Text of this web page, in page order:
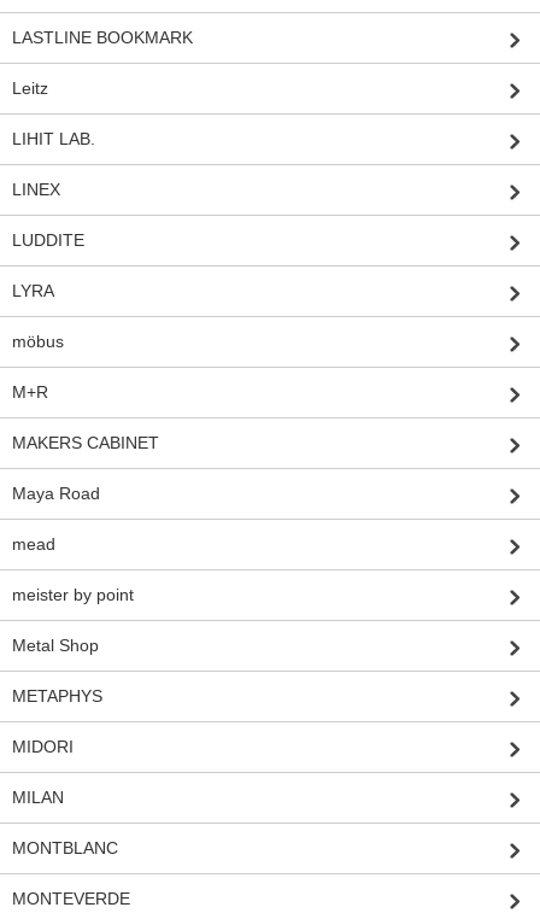
LASTLINE BOOKMARK
Leitz
LIHIT LAB.
LINEX
LUDDITE
LYRA
möbus
M+R
MAKERS CABINET
Maya Road
mead
meister by point
Metal Shop
METAPHYS
MIDORI
MILAN
MONTBLANC
MONTEVERDE